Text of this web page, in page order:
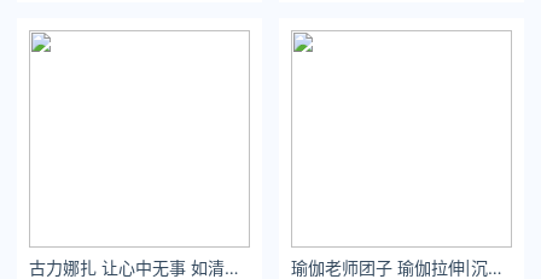
古力娜扎 让心中无事 如清水长流 瑜伽老师团子 瑜伽拉伸|沉下心来打个漂亮的回击 - 小红书